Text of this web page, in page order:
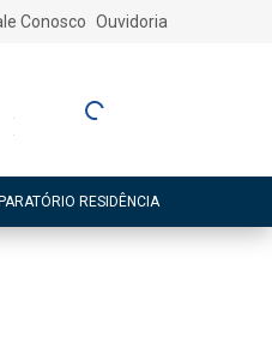
Conosco Ouvidoria
Entre ou Cadastre-
RESIDÊNCIA